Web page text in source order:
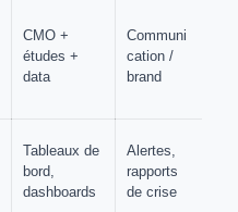
CMO +
études +
data
Communi
cation /
brand
Tableaux de
bord,
dashboards
Alertes,
rapports
de crise